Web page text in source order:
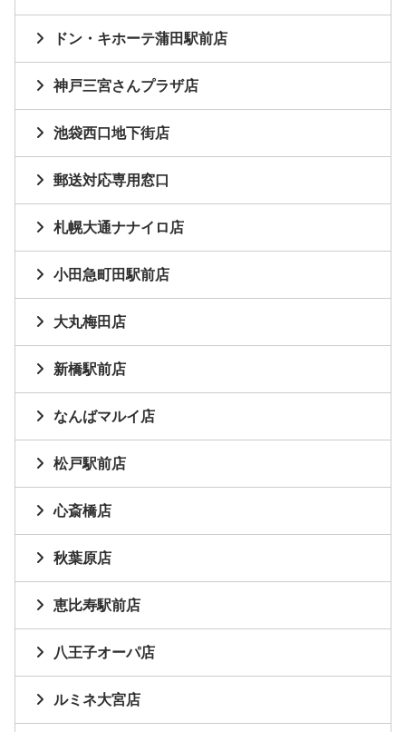
ドン・キホーテ蒲田駅前店
神戸三宮さんプラザ店
池袋西口地下街店
郵送対応専用窓口
札幌大通ナナイロ店
小田急町田駅前店
大丸梅田店
新橋駅前店
なんばマルイ店
松戸駅前店
心斎橋店
秋葉原店
恵比寿駅前店
八王子オーパ店
ルミネ大宮店